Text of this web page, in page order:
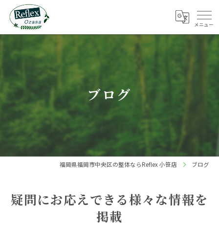
ブログ
福岡県福岡市中央区の整体ならReflex 小笹店 ブログ
疑問にお応えできる様々な情報を
掲載